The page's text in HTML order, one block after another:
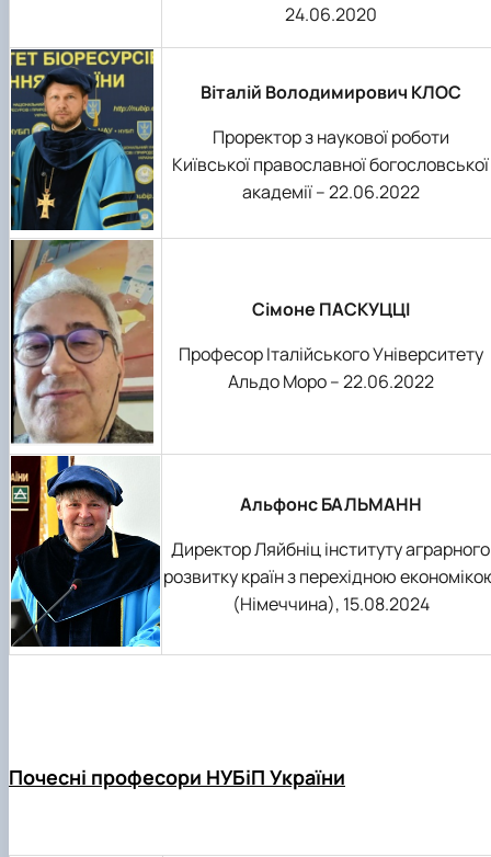
24.06.2020
Віталій Володимирович КЛОС
Проректор з наукової роботи
Київської православної богословської
академії – 22.06.2022
Сімоне ПАСКУЦЦІ
Професор Італійського Університету
Альдо Моро – 22.06.2022
Альфонс БАЛЬМАНН
Директор Ляйбніц інституту аграрного
розвитку країн з перехідною
(Німеччина), 15.08.2024
Почесні професори НУБіП України